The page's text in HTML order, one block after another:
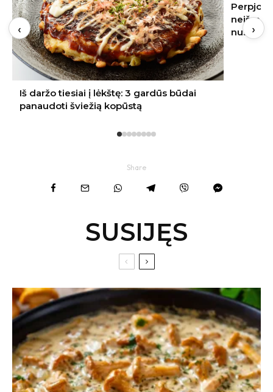
Perpjovė nesaldų arbūzą, bet jo
neišmetė: į stiklainį sudėtas vaisius
nustebino skoniu
‹ ›
Share
SUSIJĘS